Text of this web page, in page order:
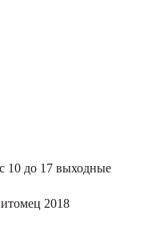
10 до 17 выходные
2018